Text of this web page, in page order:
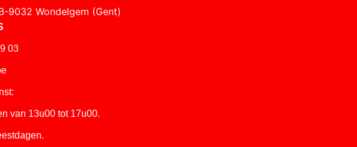
9032 Wondelgem (Gent)
03
van 13u00 tot 17u00.